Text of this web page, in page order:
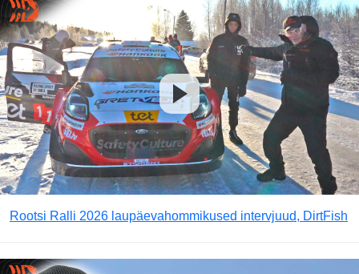
Rootsi Ralli 2026 laupäevahommikused intervjuud, DirtFish